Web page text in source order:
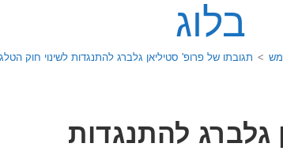
בלוג
> תגובתו של פרופ' סטיליאן גלברג להתנגדות לשינוי חוק
גלברג להתנגדות